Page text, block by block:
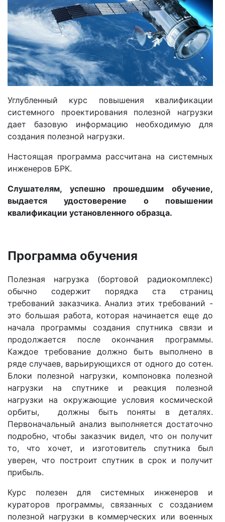
Углубленный курс повышения квалификации
системного проектирования полезной нагрузки
дает базовую информацию необходимую для
создания полезной нагрузки.
Настоящая программа рассчитана на системных
инженеров БРК.
Слушателям, успешно прошедшим обучение,
выдается удостоверение о повышении
квалификации установленного образца.
Программа обучения
Полезная нагрузка (бортовой радиокомплекс)
обычно содержит порядка ста страниц
требований заказчика. Анализ этих требований -
это большая работа, которая начинается еще до
начала программы создания спутника связи и
продолжается после окончания программы.
Каждое требование должно быть выполнено в
ряде случаев, варьирующихся от одного до сотен.
Блоки полезной нагрузки, компоновка полезной
нагрузки на спутнике и реакция полезной
нагрузки на окружающие условия космической
орбиты, должны быть поняты в деталях.
Первоначальный анализ выполняется достаточно
подробно, чтобы заказчик видел, что он получит
то, что хочет, и изготовитель спутника был
уверен, что построит спутник в срок и получит
прибыль.
Курс полезен для системных инженеров и
кураторов программы, связанных с созданием
полезной нагрузки в коммерческих или военных